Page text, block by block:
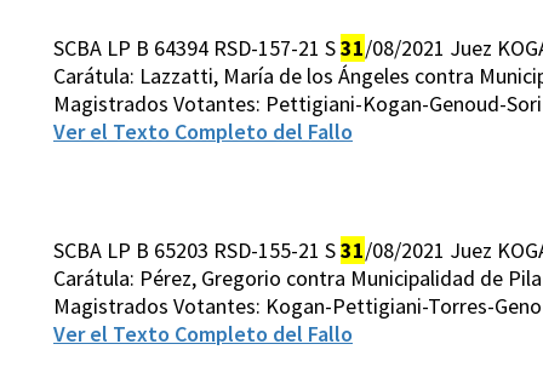
SCBA LP B 64394 RSD-157-21 S31/08/2021 Juez
Carátula: Lazzatti, María de los Ángeles contra
Magistrados Votantes: Pettigiani-Kogan-Genoud-
Ver el Texto Completo del Fallo
SCBA LP B 65203 RSD-155-21 S31/08/2021 Juez
Carátula: Pérez, Gregorio contra Municipalidad de
Magistrados Votantes: Kogan-Pettigiani-Torres-
Ver el Texto Completo del Fallo